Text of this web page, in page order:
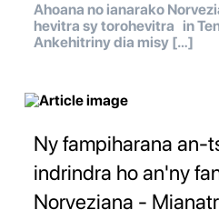
Ahoana no ianarako
hevitra sy torohevitra in
Ankehitriny dia misy […]
Ny fampiharana an-
indrindra ho an'ny
Norveziana -